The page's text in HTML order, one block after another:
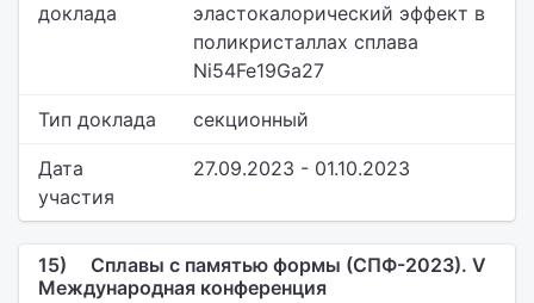
доклада
эластокалорический эффект в
поликристаллах сплава
Ni54Fe19Ga27
Тип доклада секционный
Дата
участия
27.09.2023 - 01.10.2023
15)
Сплавы с памятью формы (СПФ-2023). V
Международная конференция